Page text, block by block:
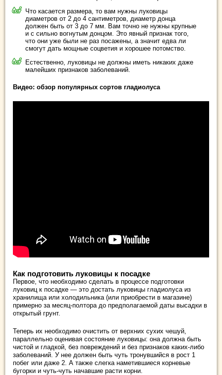
Что касается размера, то вам нужны луковицы
диаметров от 2 до 4 сантиметров, диаметр донца
должен быть от 3 до 7 мм. Вам точно не нужны крупные
и с сильно вогнутым донцом. Это явный признак того,
что они уже были не раз посажены, а значит едва ли
смогут дать мощные соцветия и хорошее потомство.
Естественно, луковицы не должны иметь никаких даже
малейших признаков заболеваний.
Видео: обзор популярных сортов гладиолуса
Как подготовить луковицы к посадке
Первое, что необходимо сделать в процессе подготовки
луковиц к посадке — это достать луковицы гладиолуса из
хранилища или холодильника (или приобрести в магазине)
примерно за месяц-полтора до предполагаемой даты высадки в
открытый грунт.
Теперь их необходимо очистить от верхних сухих чешуй,
параллельно оценивая состояние луковицы: она должна быть
чистой и гладкой, без повреждений и без признаков каких-либо
заболеваний. У нее должен быть чуть тронувшийся в рост 1
побег или даже 2. А также слегка наметившиеся корневые
бугорки и чуть-чуть начавшие расти корни.